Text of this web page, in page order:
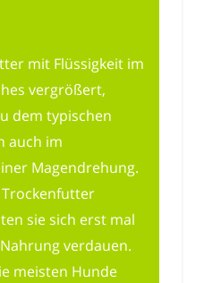
mit Flüssigkeit im
vergrößert,
dem typischen
auch im
Magendrehung.
sie sich erst mal
verdauen.
meisten Hunde